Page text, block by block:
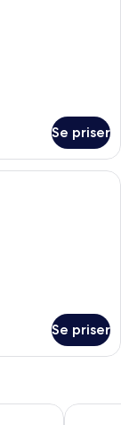
Se priser
med en rød
Se priser